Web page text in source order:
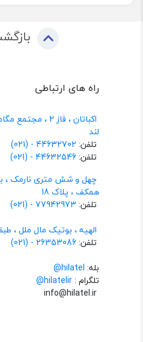
راه های ارتباطی
اکباتان ، فاز 2 ،
لند
تلفن: 44632702 - (021)
تلفن:44632546 - (021)
چهل و شش متری نارمک ،
همکف ، پلاک 18
تلفن: 77942973 - (021)
الهیه ، بوتیک مال ملل ،
تلفن:26353086 - (021)
بله: hilatel@
تلگرام :@hilatelir